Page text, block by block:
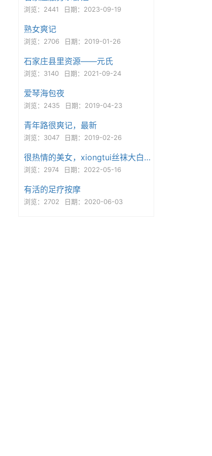
浏览：2441 日期：2023-09-19
熟女爽记
浏览：2706 日期：2019-01-26
石家庄县里资源——元氏
浏览：3140 日期：2021-09-24
爱琴海包夜
浏览：2435 日期：2019-04-23
青年路很爽记，最新
浏览：3047 日期：2019-02-26
很热情的美女，xiongtui丝袜大白腿好诱惑
浏览：2974 日期：2022-05-16
有活的足疗按摩
浏览：2702 日期：2020-06-03